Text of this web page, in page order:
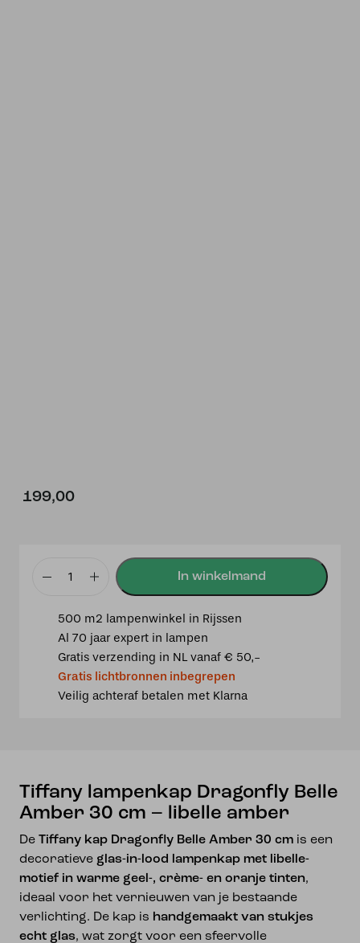
199,00
Tiffany
Dragonfly
Belle
Amber
500 m2 lampenwinkel in Rijssen
Al 70 jaar expert in lampen
Gratis verzending in NL vanaf € 50,-
Gratis lichtbronnen inbegrepen
Veilig achteraf betalen met Klarna
Tiffany lampenkap Dragonfly Belle
Amber 30 cm – libelle amber
De Tiffany kap Dragonfly Belle Amber 30 cm is een
decoratieve glas-in-lood lampenkap met libelle-
motief in warme geel-, crème- en oranje tinten,
ideaal voor het vernieuwen van je bestaande
verlichting. De kap is handgemaakt van stukjes
echt glas, wat zorgt voor een sfeervolle